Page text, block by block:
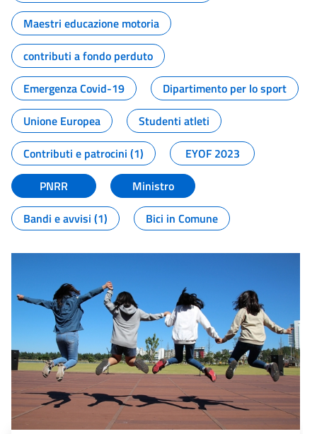
Maestri educazione motoria
contributi a fondo perduto
Emergenza Covid-19
Dipartimento per lo sport
Unione Europea
Studenti atleti
Contributi e patrocini (1)
EYOF 2023
PNRR
Ministro
Bandi e avvisi (1)
Bici in Comune